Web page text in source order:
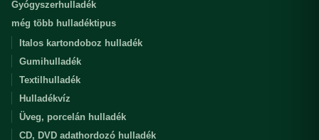
Gyógyszerhulladék
még több hulladéktipus
Italos kartondoboz hulladék
Gumihulladék
Textilhulladék
Hulladékvíz
Üveg, porcelán hulladék
CD, DVD adathordozó hulladék